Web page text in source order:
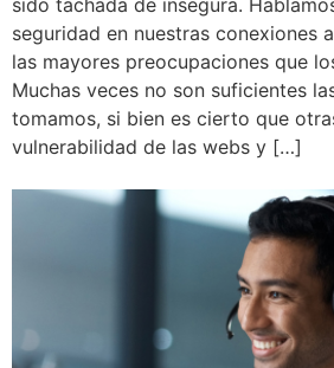
seguridad en nuestras conexiones
las mayores preocupaciones que
Muchas veces no son suficientes
tomamos, si bien es cierto que
vulnerabilidad de las webs y […]